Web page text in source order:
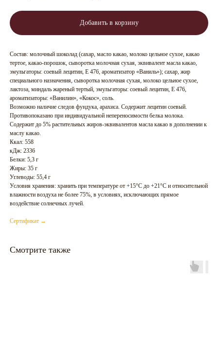
Добавить в корзину
Состав: молочный шоколад (сахар, масло какао, молоко цельное сухое, какао
тертое, какао-порошок, сыворотка молочная сухая, эквивалент масла какао,
эмульгаторы: соевый лецитин, Е 476, ароматизатор «Ваниль»); сахар, жир
специального назначения, сыворотка молочная сухая, молоко цельное сухое,
лактоза, миндаль жареный тертый, эмульгаторы: соевый лецитин, Е 476,
ароматизаторы: «Ванилин», «Кокос», соль.
Возможно наличие следов фундука, арахиса. Содержит лецитин соевый.
Противопоказано при индивидуальной непереносимости белка молока.
Содержит до 5% растительных жиров-эквивалентов масла какао в дополнении к
маслу какао.
Ккал: 558
кДж: 2336
Белки: 5,3 г
Жиры: 35 г
Углеводы: 55,4 г
Условия хранения: хранить при температуре от +15°С до +21°С и относительной
влажности воздуха не более 75%, в условиях, исключающих прямое
воздействие солнечных лучей.
Сертификат →
Смотрите также